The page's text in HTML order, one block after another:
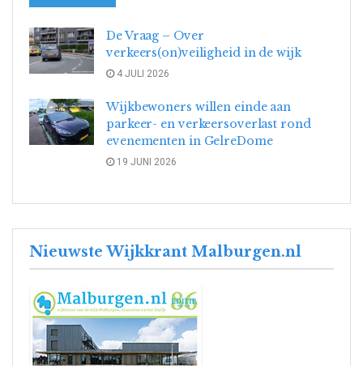
De Vraag – Over
verkeers(on)veiligheid in de wijk
4 JULI 2026
Wijkbewoners willen einde aan
parkeer- en verkeersoverlast rond
evenementen in GelreDome
19 JUNI 2026
Nieuwste Wijkkrant Malburgen.nl